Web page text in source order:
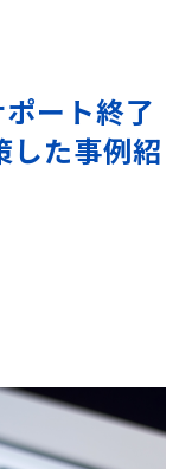
ート終了
した事例紹